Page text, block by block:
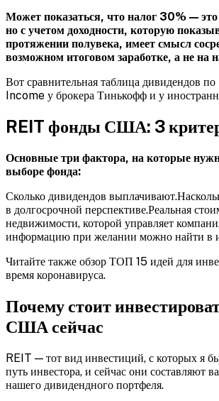
Может показаться, что налог 30% —
но с учетом доходности, которую
протяжении полувека, имеет смысл
возможном итоговом заработке, а не на
Вот сравнительная таблица дивидендов
Income у брокера Тинькофф и у
REIT фонды США: 3
Основные три фактора, на которые
выборе фонда:
Сколько дивидендов
в долгосрочной перспективе.Реальная
недвижимости, которой управляет
информацию при желании можно найти в
Читайте также обзор ТОП 15 идей для
время коронавируса.
Почему стоит
США сейчас
REIT — тот вид инвестиций, с которых я
путь инвестора, и сейчас они составляют
нашего дивидендного портфеля.